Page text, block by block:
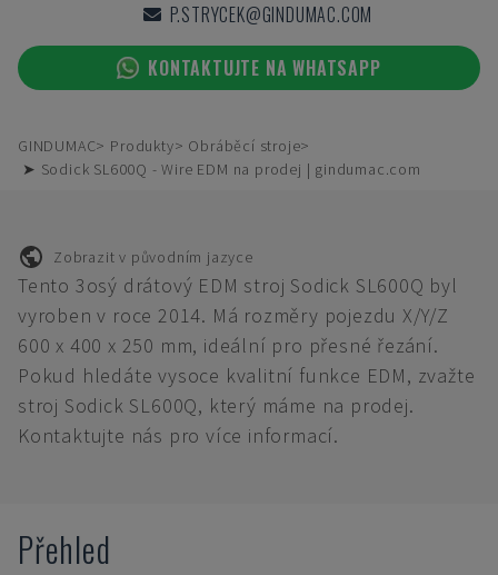
P.STRYCEK@GINDUMAC.COM
KONTAKTUJTE NA WHATSAPP
GINDUMAC Produkty
Obráběcí stroje
➤ Sodick SL600Q - Wire EDM na prodej | gindumac.com
Zobrazit v původním jazyce
Tento 3osý drátový EDM stroj Sodick SL600Q byl
vyroben v roce 2014. Má rozměry pojezdu X/Y/Z
600 x 400 x 250 mm, ideální pro přesné řezání.
Pokud hledáte vysoce kvalitní funkce EDM, zvažte
stroj Sodick SL600Q, který máme na prodej.
Kontaktujte nás pro více informací.
Přehled